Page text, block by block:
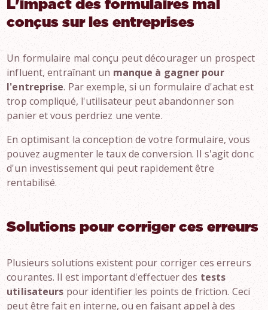
L'impact des formulaires mal
conçus sur les entreprises
Un formulaire mal conçu peut décourager un prospect
influent, entraînant un manque à gagner pour
l'entreprise. Par exemple, si un formulaire d'achat est
trop compliqué, l'utilisateur peut abandonner son
panier et vous perdriez une vente.
En optimisant la conception de votre formulaire, vous
pouvez augmenter le taux de conversion. Il s'agit donc
d'un investissement qui peut rapidement être
rentabilisé.
Solutions pour corriger ces erreurs
Plusieurs solutions existent pour corriger ces erreurs
courantes. Il est important d'effectuer des tests
utilisateurs pour identifier les points de friction. Ceci
peut être fait en interne, ou en faisant appel à des